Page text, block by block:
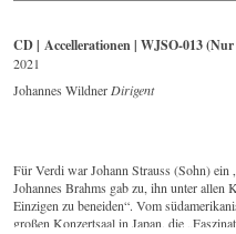
CD | Accellerationen | WJSO-013
2021
Johannes Wildner Dirigent
Für Verdi war Johann Strauss (Sohn) ein
Johannes Brahms gab zu, ihn unter allen
Einzigen zu beneiden“. Vom
großen Konzertsaal in Japan, die